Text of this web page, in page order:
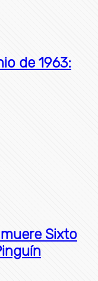
de 1963:
Sixto